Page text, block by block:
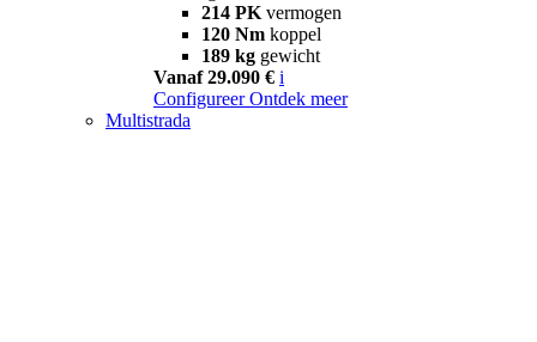
214 PK vermogen
120 Nm koppel
189 kg gewicht
Vanaf 29.090 € i
Configureer Ontdek meer
Multistrada